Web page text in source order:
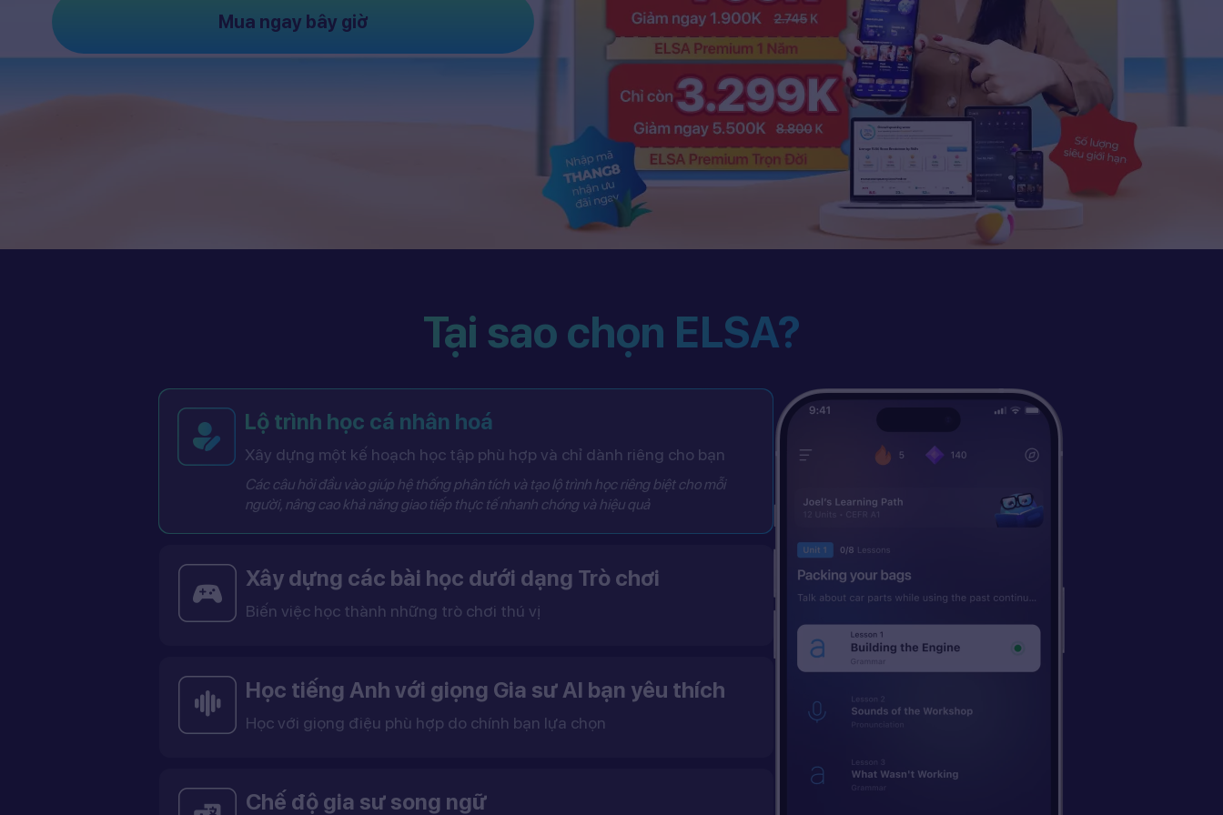
Mua ngay bây giờ
Tại sao chọn ELSA?
Lộ trình học cá nhân hoá
Xây dựng một kế hoạch học tập phù hợp và chỉ dành riêng cho bạn
Các câu hỏi đầu vào giúp hệ thống phân tích và tạo lộ trình học riêng biệt cho mỗi
người, nâng cao khả năng giao tiếp thực tế nhanh chóng và hiệu quả
Xây dựng các bài học dưới dạng Trò chơi
Biến việc học thành những trò chơi thú vị
Học tiếng Anh với giọng Gia sư AI bạn yêu thích
Học với giọng điệu phù hợp do chính bạn lựa chọn
Chế độ gia sư song ngữ